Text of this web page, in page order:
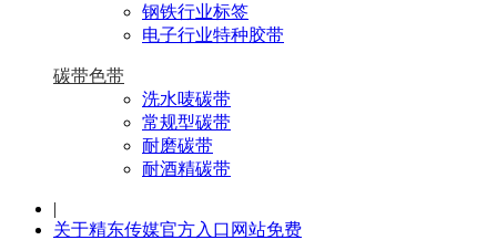
钢铁行业标签
电子行业特种胶带
碳带色带
洗水唛碳带
常规型碳带
耐磨碳带
耐酒精碳带
|
关于精东传媒官方入口网站免费